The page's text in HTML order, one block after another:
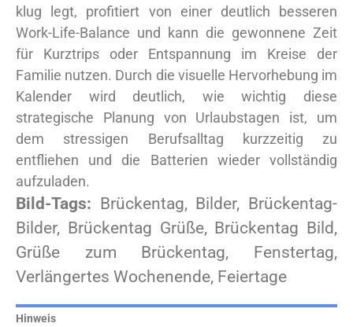
klug legt, profitiert von einer deutlich besseren
Work-Life-Balance und kann die gewonnene Zeit
für Kurztrips oder Entspannung im Kreise der
Familie nutzen. Durch die visuelle Hervorhebung im
Kalender wird deutlich, wie wichtig diese
strategische Planung von Urlaubstagen ist, um
dem stressigen Berufsalltag kurzzeitig zu
entfliehen und die Batterien wieder vollständig
aufzuladen.
Bild-Tags: Brückentag, Bilder, Brückentag-
Bilder, Brückentag Grüße, Brückentag Bild,
Grüße zum Brückentag, Fenstertag,
Verlängertes Wochenende, Feiertage
Hinweis